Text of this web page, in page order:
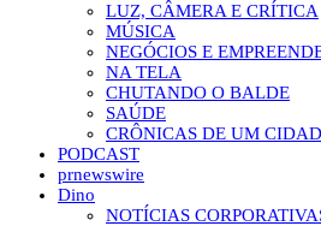
LUZ, CÂMERA E CRÍTICA
MÚSICA
NEGÓCIOS E
NA TELA
CHUTANDO O BALDE
SAÚDE
CRÔNICAS DE UM
PODCAST
prnewswire
Dino
NOTÍCIAS